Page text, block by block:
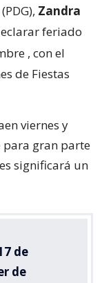
Zandra
feriado
, con el
de Fiestas
viernes y
para gran parte
significará un
de
de